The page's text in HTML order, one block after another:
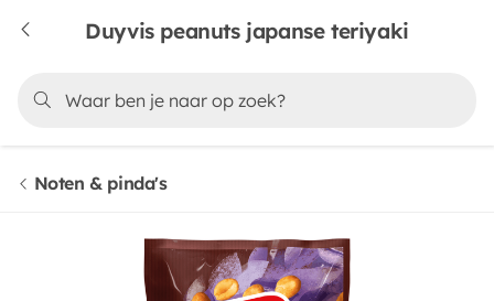
Duyvis peanuts japanse teriyaki
Noten & pinda's